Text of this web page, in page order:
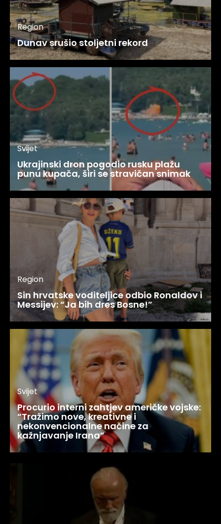
Region
Dunav srušio stoljetni rekord
Svijet
Ukrajinski dron pogodio rusku plažu
punu kupača, širi se stravičan snimak
Region
Sin hrvatske voditeljice odbio Ronaldov i
Messijev: “Ja bih dres Bosne!”
Svijet
Procurio interni zahtjev američke vojske:
“Tražimo nove, kreativne i
nekonvencionalne načine za
kažnjavanje Irana”